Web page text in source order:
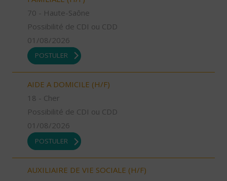
70 - Haute-Saône
Possibilité de CDI ou CDD
01/08/2026
POSTULER
AIDE A DOMICILE (H/F)
18 - Cher
Possibilité de CDI ou CDD
01/08/2026
POSTULER
AUXILIAIRE DE VIE SOCIALE (H/F)